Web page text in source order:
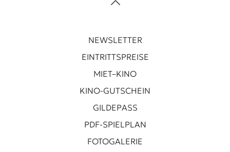
NEWSLETTER
EINTRITTSPREISE
MIET–KINO
KINO-GUTSCHEIN
GILDEPASS
PDF-SPIELPLAN
FOTOGALERIE